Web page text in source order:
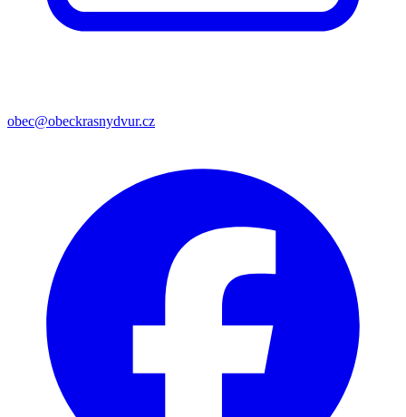
obec@obeckrasnydvur.cz